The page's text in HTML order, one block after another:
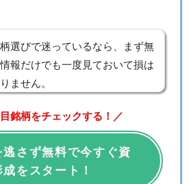
選びで迷っているなら、まず無
報だけでも一度見ておいて損は
ません。
銘柄をチェックする！／
さず無料で今すぐ資
をスタート！